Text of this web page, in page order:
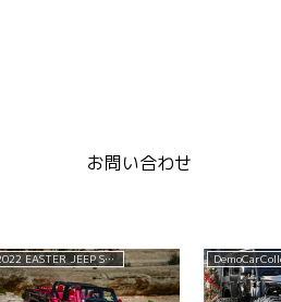
お問い合わせ
2022 EASTER JEEP SAFARI CONCEPT